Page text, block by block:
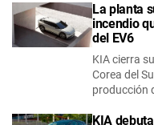
La planta
incendio
del EV6
KIA cierra
Corea del
producción
KIA